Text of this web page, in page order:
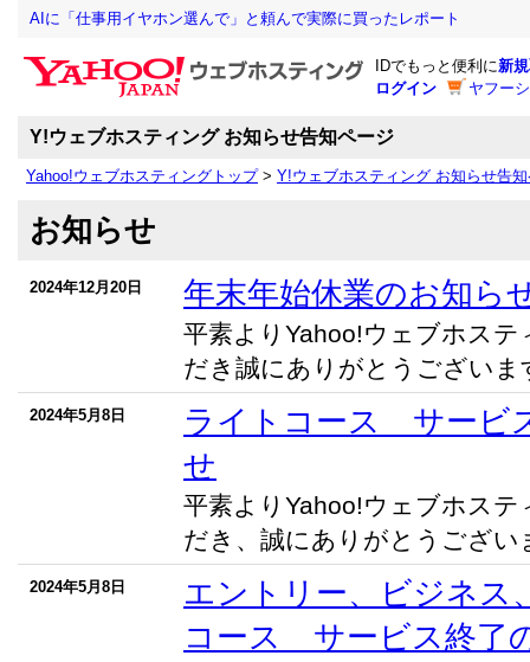
AIに「仕事用イヤホン選んで」と頼んで実際に買ったレポート
IDでもっと便利に新
ログイン
ヤフー
Y!ウェブホスティング お知らせ告知ページ
Yahoo!ウェブホスティングトップ> Y!ウェブホスティング お知らせ告
お知らせ
2024年12月20日 年末年始休業のお知ら
平素よりYahoo!ウェブホス
だき誠にありがとうございま
2024年5月8日
ライトコース サービ
せ
平素よりYahoo!ウェブホス
だき、誠にありがとうござい
2024年5月8日
エントリー、ビジネス
コース サービス終了